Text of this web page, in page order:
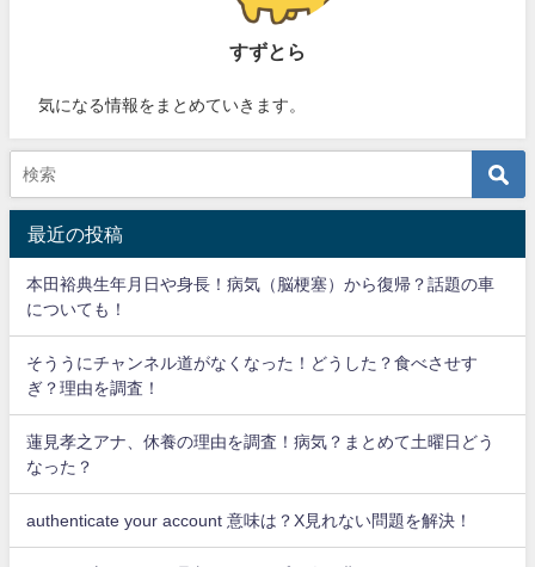
すずとら
気になる情報をまとめていきます。
最近の投稿
本田裕典生年月日や身長！病気（脳梗塞）から復帰？話題の車
についても！
そううにチャンネル道がなくなった！どうした？食べさせす
ぎ？理由を調査！
蓮見孝之アナ、休養の理由を調査！病気？まとめて土曜日どう
なった？
authenticate your account 意味は？X見れない問題を解決！